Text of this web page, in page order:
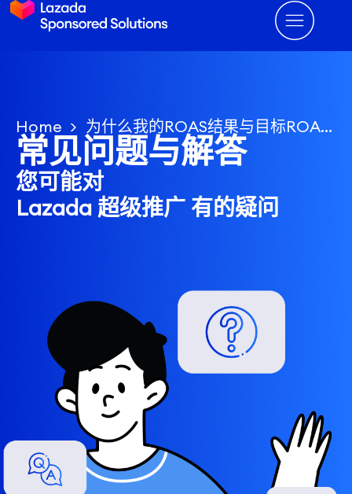
Home 为什么我的ROAS结果与目标ROAS不一致
常见问题与解答
您可能对
Lazada 超级推广 有的疑问